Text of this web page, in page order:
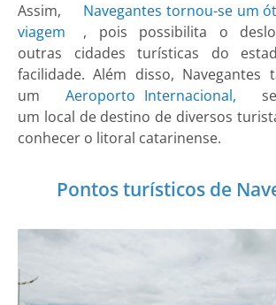
Assim,
Navegantes tornou-se um
viagem
, pois possibilita o
outras cidades turísticas do
facilidade. Além disso, Navegantes
um
Aeroporto Internacional,
um local de destino de diversos
conhecer o litoral catarinense.
Pontos turísticos de